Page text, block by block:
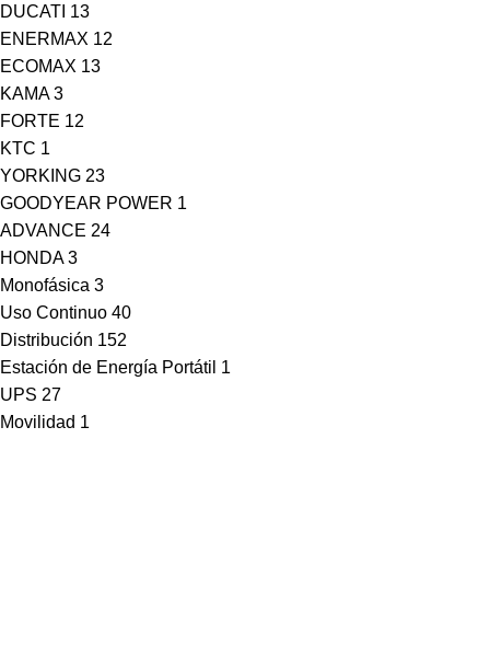
DUCATI 13
ENERMAX 12
ECOMAX 13
KAMA 3
FORTE 12
KTC 1
YORKING 23
GOODYEAR POWER 1
ADVANCE 24
HONDA 3
Monofásica 3
Uso Continuo 40
Distribución 152
Estación de Energía Portátil 1
UPS 27
Movilidad 1